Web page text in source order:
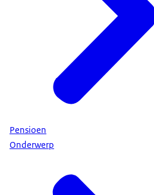
Pensioen
Onderwerp